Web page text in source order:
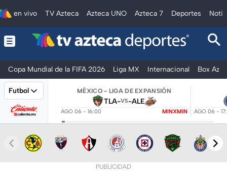
en vivo TV Azteca Azteca UNO Azteca 7 Deportes
Copa Mundial de la FIFA 2026 Liga MX Internacional Box
Futbol MÉXICO - LIGA DE EXPANSIÓN
TLA-VS-ALE
AGO 06 - 16:00 MINXMIN AGO 06 -
PUBLICIDAD